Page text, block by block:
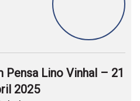
Pensa Lino Vinhal – 21
2025